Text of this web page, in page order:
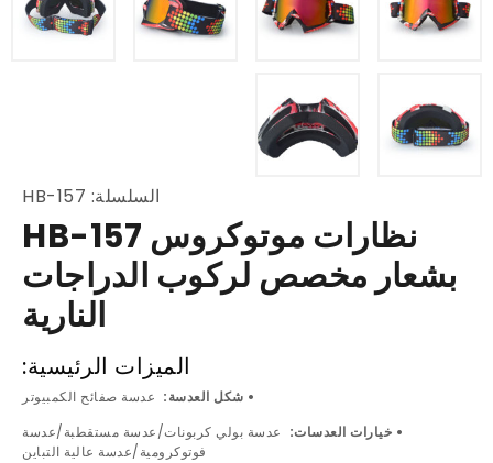
السلسلة: HB-157
نظارات موتوكروس HB-157
بشعار مخصص لركوب الدراجات
النارية
الميزات الرئيسية:
• شكل العدسة: عدسة صفائح الكمبيوتر
• خيارات العدسات: عدسة بولي كربونات/عدسة مستقطبة/عدسة
فوتوكرومية/عدسة عالية التباين